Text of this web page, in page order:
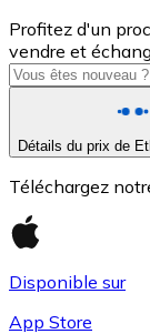
USDC
Profitez d'un
vendre et
Détails du prix de
Téléchargez
Disponible sur
App Store